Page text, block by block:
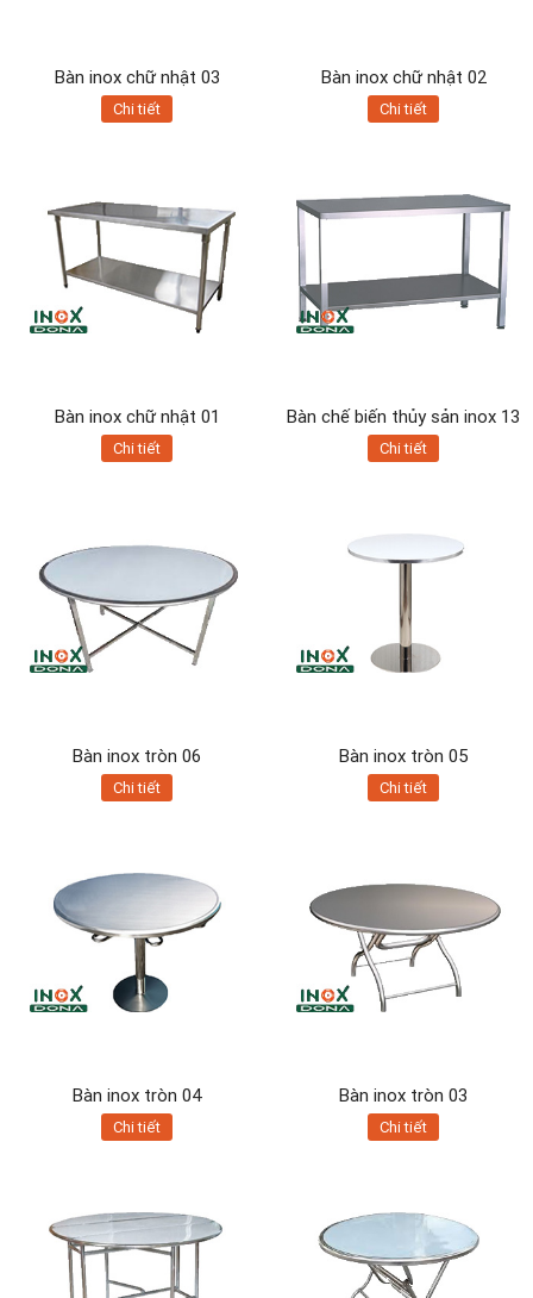
Bàn inox chữ nhật 03
Chi tiết
Bàn inox chữ nhật 02
Chi tiết
Bàn inox chữ nhật 01
Chi tiết
Bàn chế biến thủy sản inox 13
Chi tiết
Bàn inox tròn 06
Chi tiết
Bàn inox tròn 05
Chi tiết
Bàn inox tròn 04
Chi tiết
Bàn inox tròn 03
Chi tiết